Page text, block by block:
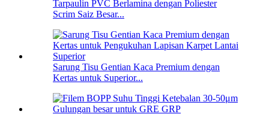
Tarpaulin PVC Berlamina dengan Poliester
Scrim Saiz Besar...
Sarung Tisu Gentian Kaca Premium dengan
Kertas untuk Superior...